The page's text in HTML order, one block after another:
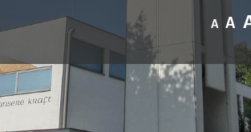
A A